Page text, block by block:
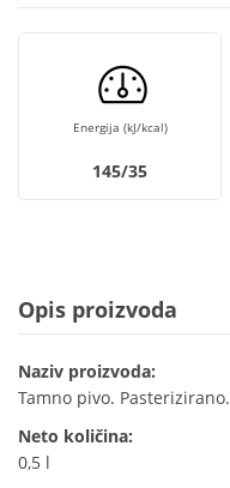
Energija (kJ/kcal)
145/35
Opis proizvoda
Naziv proizvoda:
Tamno pivo. Pasterizirano.
Neto količina:
0,5 l